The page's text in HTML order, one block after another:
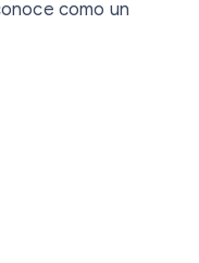
como un